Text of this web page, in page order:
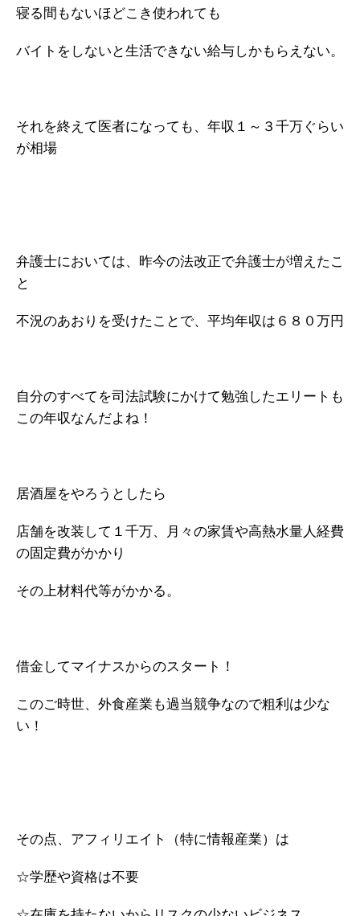
寝る間もないほどこき使われても
バイトをしないと生活できない給与しかもらえない。
それを終えて医者になっても、年収１～３千万ぐらい
が相場
弁護士においては、昨今の法改正で弁護士が増えたこ
と
不況のあおりを受けたことで、平均年収は６８０万円
自分のすべてを司法試験にかけて勉強したエリートも
この年収なんだよね！
居酒屋をやろうとしたら
店舗を改装して１千万、月々の家賃や高熱水量人経費
の固定費がかかり
その上材料代等がかかる。
借金してマイナスからのスタート！
このご時世、外食産業も過当競争なので粗利は少な
い！
その点、アフィリエイト（特に情報産業）は
☆学歴や資格は不要